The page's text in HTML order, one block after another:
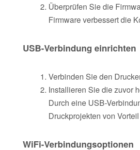
Überprüfen Sie die
Firmware verbessert die
USB-Verbindung einrichten
Verbinden Sie den
Installieren Sie die zuvor
Durch eine USB-
Druckprojekten von
WiFi-Verbindungsoptionen